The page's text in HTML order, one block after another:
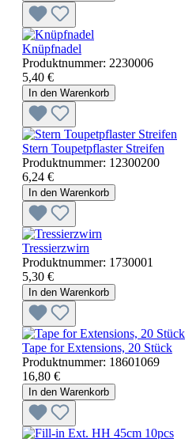
Knüpfnadel
Produktnummer: 2230006
5,40 €
In den Warenkorb
Stern Toupetpflaster Streifen
Produktnummer: 12300200
6,24 €
In den Warenkorb
Tressierzwirn
Produktnummer: 1730001
5,30 €
In den Warenkorb
Tape for Extensions, 20 Stück
Produktnummer: 18601069
16,80 €
In den Warenkorb